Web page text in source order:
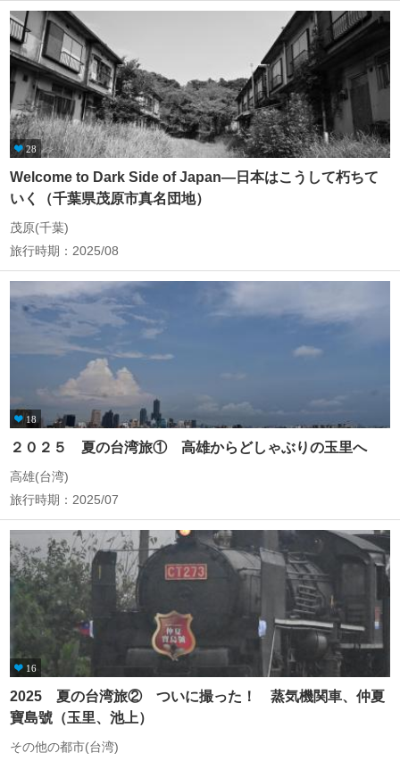
28
Welcome to Dark Side of Japan―日本はこうして朽ちて
いく（千葉県茂原市真名団地）
茂原(千葉)
旅行時期：2025/08
18
２０２５ 夏の台湾旅① 高雄からどしゃぶりの玉里へ
高雄(台湾)
旅行時期：2025/07
16
2025 夏の台湾旅② ついに撮った！ 蒸気機関車、仲夏
寶島號（玉里、池上）
その他の都市(台湾)